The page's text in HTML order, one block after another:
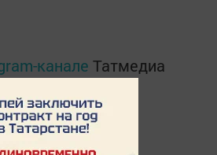
канале Татмедиа
MАХ: